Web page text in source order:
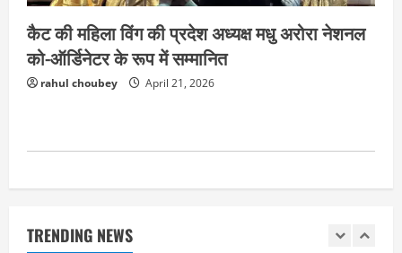
कैट की महिला विंग की प्रदेश अध्यक्ष मधु अरोरा नेशनल
को-ऑर्डिनेटर के रूप में सम्मानित
rahul choubey April 21, 2026
TRENDING NEWS
5
छत्तीसगढ़ राजनीति
151 किमी विधायक भावना बोहरा करेंगी
अमरकंटक से भोरमदेव तक पदयात्रा
2
मैक में इंटीरियर डिजाइन विभाग ने मनाया